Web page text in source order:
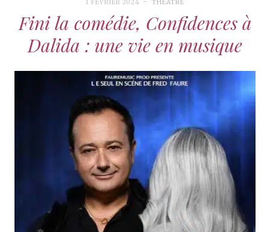
1 FÉVRIER 2024 THÉÂTRE
Fini la comédie, Confidences à
Dalida : une vie en musique